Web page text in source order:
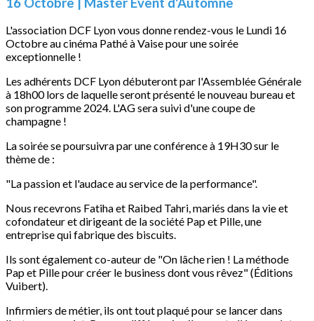
L'association DCF Lyon vous donne rendez-vous le Lundi 16
Octobre au cinéma Pathé à Vaise pour une soirée
exceptionnelle !
Les adhérents DCF Lyon débuteront par l'Assemblée Générale
à 18h00 lors de laquelle seront présenté le nouveau bureau et
son programme 2024. L'AG sera suivi d'une coupe de
champagne !
La soirée se poursuivra par une conférence à 19H30 sur le
thème de :
"La passion et l'audace au service de la performance".
Nous recevrons Fatiha et Raibed Tahri, mariés dans la vie et
cofondateur et dirigeant de la société Pap et Pille, une
entreprise qui fabrique des biscuits.
Ils sont également co-auteur de "On lâche rien ! La méthode
Pap et Pille pour créer le business dont vous rêvez" (Éditions
Vuibert).
Infirmiers de métier, ils ont tout plaqué pour se lancer dans